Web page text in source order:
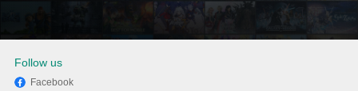
Follow us
Facebook